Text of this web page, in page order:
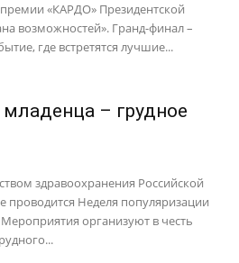
«КАРДО» Президентской
возможностей». Гранд-финал –
где встретятся лучшие...
– грудное
здравоохранения Российской
проводится Неделя популяризации
организуют в честь